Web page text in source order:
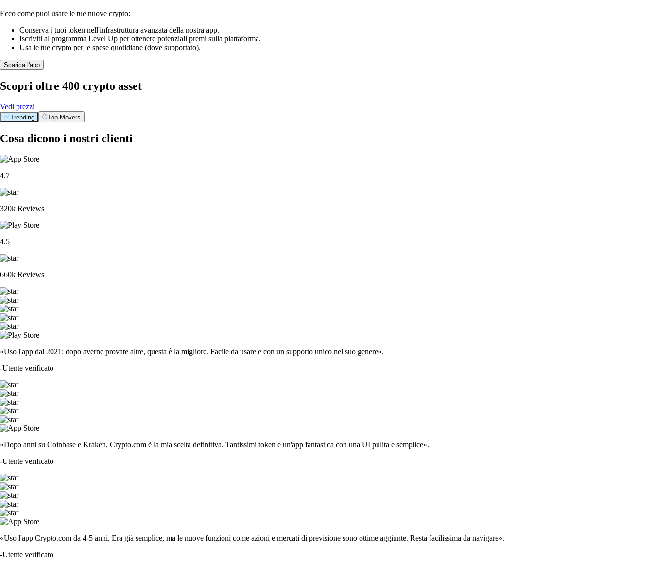
Ecco come puoi usare le tue nuove crypto:
Conserva i tuoi token nell'infrastruttura avanzata della nostra app.
Iscriviti al programma Level Up per ottenere potenziali premi sulla piattaforma.
Usa le tue crypto per le spese quotidiane (dove supportato).
Scarica l'app
Scopri oltre 400 crypto asset
Vedi prezzi
Trending Top Movers
Cosa dicono i nostri clienti
4.7
320k Reviews
4.5
660k Reviews
«Uso l'app dal 2021: dopo averne provate altre, questa è la migliore. Facile da usare e con un supporto unico nel suo genere».
-Utente verificato
«Dopo anni su Coinbase e Kraken, Crypto.com è la mia scelta definitiva. Tantissimi token e un'app fantastica con una UI pulita e semplice».
-Utente verificato
«Uso l'app Crypto.com da 4-5 anni. Era già semplice, ma le nuove funzioni come azioni e mercati di previsione sono ottime aggiunte. Resta facilissima da navigare».
-Utente verificato